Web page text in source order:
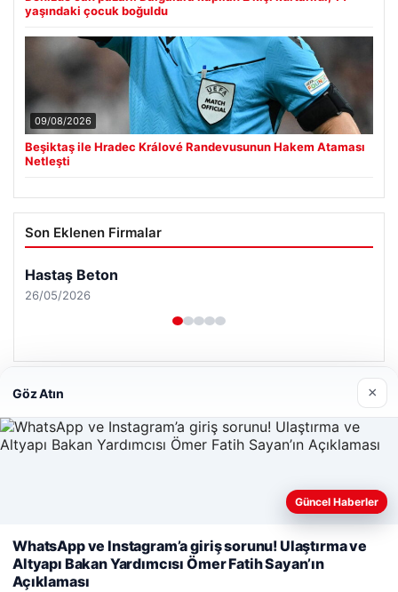
yaşındaki çocuk boğuldu
09/08/2026
Beşiktaş ile Hradec Králové Randevusunun Hakem Ataması
Netleşti
Son Eklenen Firmalar
deneyiminizi kişiselleştirmek ve geliştirmek amacıyla çerezler
kullanıyoruz.Çerez Politikamız
Göz Atın ×
Güncel Haberler
WhatsApp ve Instagram’a giriş sorunu! Ulaştırma ve
Altyapı Bakan Yardımcısı Ömer Fatih Sayan’ın
Açıklaması